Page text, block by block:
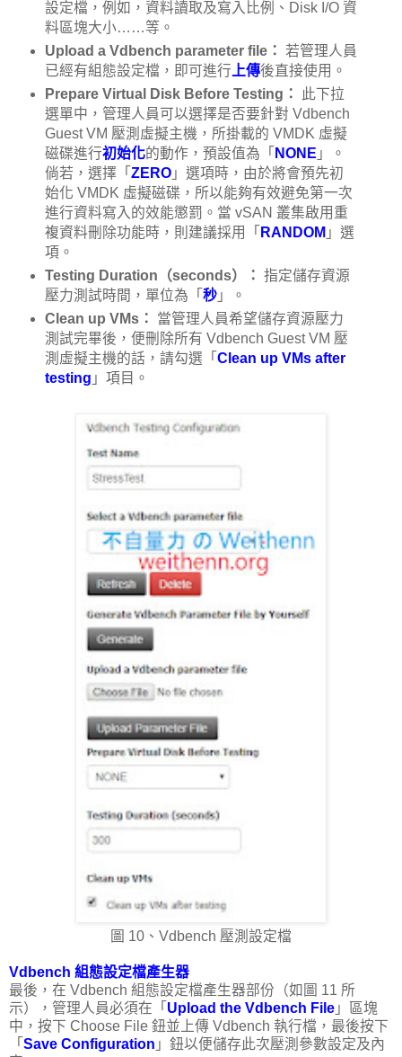
設定檔，例如，資料讀取及寫入比例、Disk I/O 資
料區塊大小……等。
Upload a Vdbench parameter file： 若管理人員
已經有組態設定檔，即可進行 上傳後直接使用。
Prepare Virtual Disk Before Testing：
此下拉
選單中，管理人員可以選擇是否要針對 Vdbench
Guest VM 壓測虛擬主機，所掛載的 VMDK 虛擬
磁碟進行初始化的動作，預設值為「 NONE 」。
倘若，選擇「 ZERO」選項時，由於將會預先初
始化 VMDK 虛擬磁碟，所以能夠有效避免第一次
進行資料寫入的效能懲罰。當 vSAN 叢集啟用重
複資料刪除功能時，則建議採用「 RANDOM 」選
項。
Testing Duration（seconds）： 指定儲存資源
壓力測試時間，單位為「 秒」。
Clean up VMs：
當管理人員希望儲存資源壓力
測試完畢後，便刪除所有 Vdbench Guest VM 壓
測虛擬主機的話，請勾選「 Clean up VMs after
testing 」項目。
圖 10、Vdbench 壓測設定檔
Vdbench 組態設定檔產生器
最後，在 Vdbench 組態設定檔產生器部份（如圖 11 所
示），管理人員必須在「 Upload the Vdbench File 」區塊
中，按下 Choose File 鈕並上傳 Vdbench 執行檔，最後按下
「 Save Configuration 」鈕以便儲存此次壓測參數設定及內